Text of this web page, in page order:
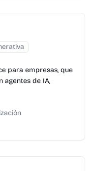
para empresas, que
agentes de IA,